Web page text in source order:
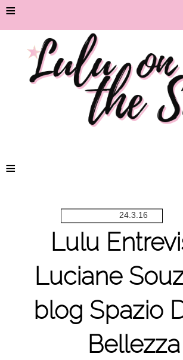
≡
≡
24.3.16
Lulu
Luciane
blog Spazio
Bellezza